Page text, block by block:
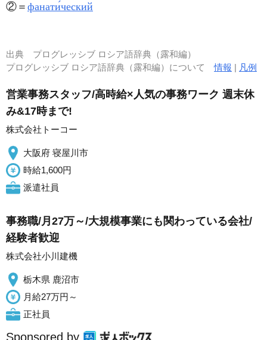
②＝ фанати́ческий
出典 プログレッシブ ロシア語辞典（露和編）
プログレッシブ ロシア語辞典（露和編）について情報 | 凡例
営業事務スタッフ/高時給×人気の事務ワーク 週末休
み&17時まで!
株式会社トーコー
大阪府 寝屋川市
時給1,600円
派遣社員
事務職/月27万～/大規模事業にも関わっている会社/
経験者歓迎
株式会社小川建機
栃木県 鹿沼市
月給27万円～
正社員
Sponsored by